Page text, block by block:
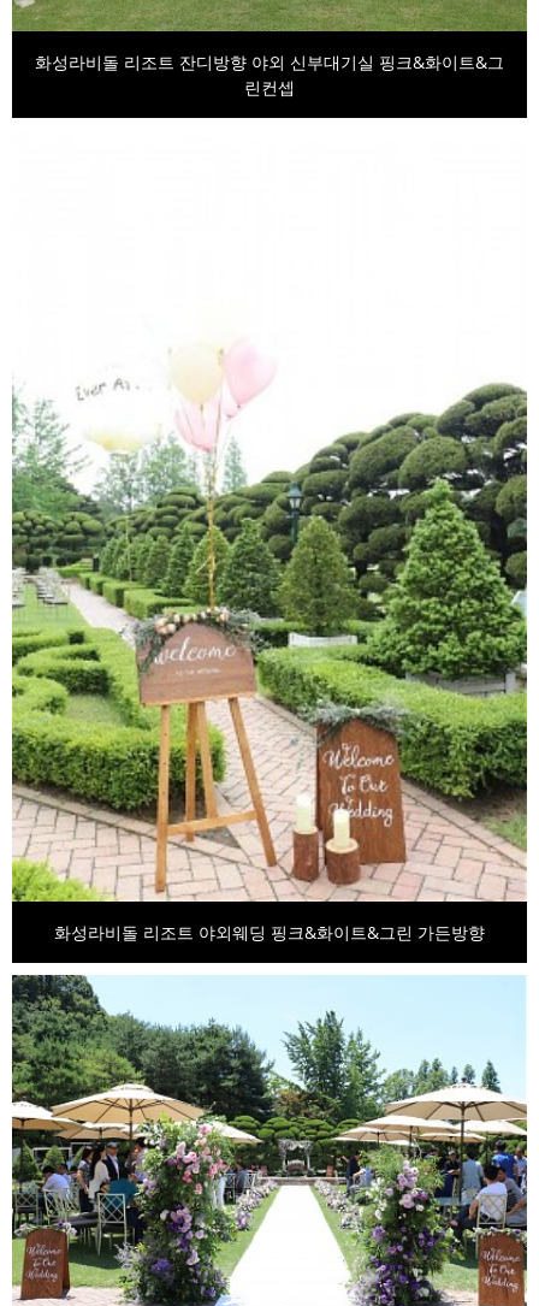
화성라비돌 리조트 잔디방향 야외 신부대기실 핑크&화이트&그
린컨셉
화성라비돌 리조트 야외웨딩 핑크&화이트&그린 가든방향